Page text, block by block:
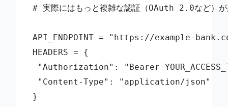
# 実際にはもっと複雑な認証（OAuth 2.0など）が
API_ENDPOINT = "https://example-
HEADERS = {
"Authorization": "Bearer
"Content-Type": "application/json"
}